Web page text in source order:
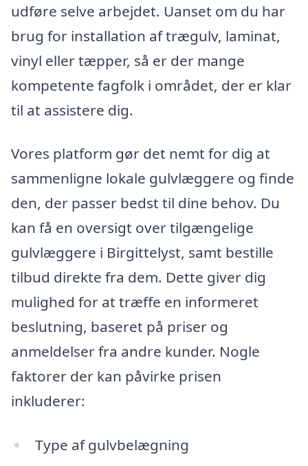
udføre selve arbejdet. Uanset om du har
brug for installation af trægulv, laminat,
vinyl eller tæpper, så er der mange
kompetente fagfolk i området, der er klar
til at assistere dig.
Vores platform gør det nemt for dig at
sammenligne lokale gulvlæggere og finde
den, der passer bedst til dine behov. Du
kan få en oversigt over tilgængelige
gulvlæggere i Birgittelyst, samt bestille
tilbud direkte fra dem. Dette giver dig
mulighed for at træffe en informeret
beslutning, baseret på priser og
anmeldelser fra andre kunder. Nogle
faktorer der kan påvirke prisen
inkluderer:
Type af gulvbelægning